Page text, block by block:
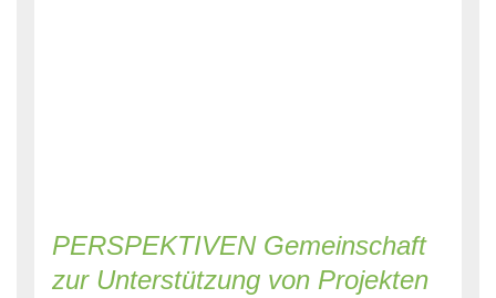
PERSPEKTIVEN Gemeinschaft
zur Unterstützung von Projekten